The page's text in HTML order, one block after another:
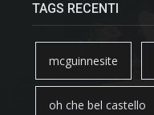
TAGS RECENTI
mcguinnesite
oh che bel castello